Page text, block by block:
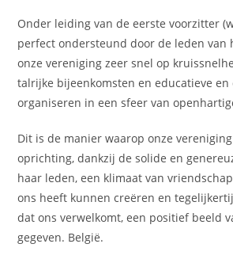
Onder leiding van de eerste voorzitter
perfect ondersteund door de leden van
onze vereniging zeer snel op
talrijke bijeenkomsten en educatieve
organiseren in een sfeer van
Dit is de manier waarop onze
oprichting, dankzij de solide en
haar leden, een klimaat van
ons heeft kunnen creëren en
dat ons verwelkomt, een positief beeld
gegeven. België.